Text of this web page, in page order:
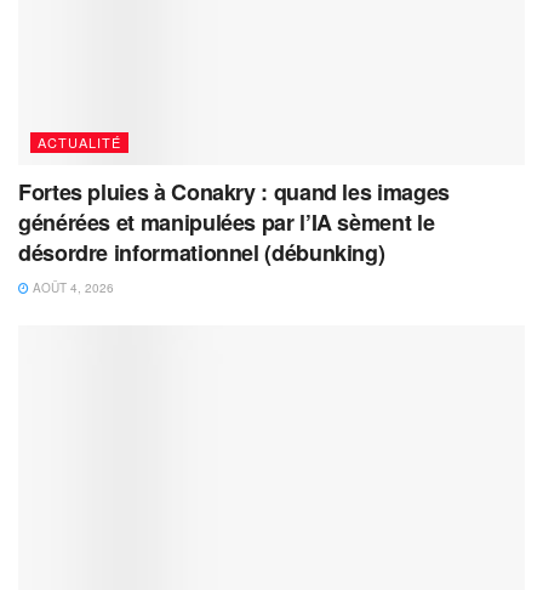
ACTUALITÉ
Fortes pluies à Conakry : quand les images
générées et manipulées par l’IA sèment le
désordre informationnel (débunking)
AOÛT 4, 2026